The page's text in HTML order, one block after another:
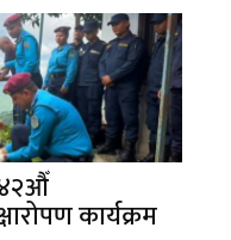
४२औँ
कार्यक्रम